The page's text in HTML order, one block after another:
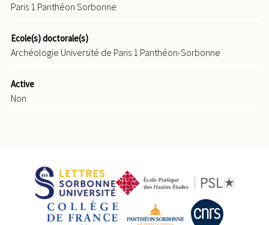
Paris 1 Panthéon Sorbonne
Ecole(s) doctorale(s)
Archéologie Université de Paris 1 Panthéon-Sorbonne
Active
Non